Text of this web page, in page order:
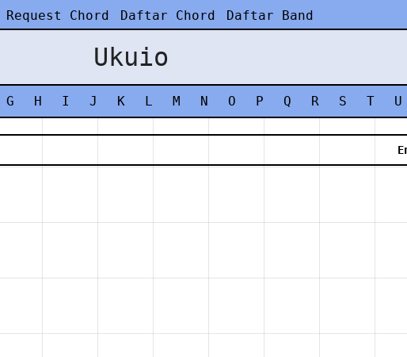
Request Chord Daftar Chord Daftar Band
Ukuio
G H I J K L M N O P Q R S T U